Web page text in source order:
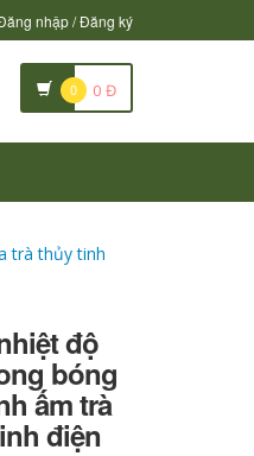
nhập / Đăng ký
0 0 Đ
trà thủy tinh
độ
bóng
ấm trà
điện